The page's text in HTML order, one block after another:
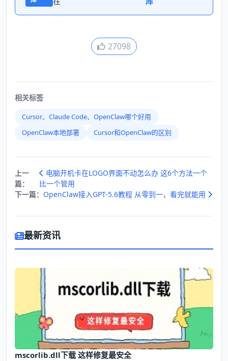
27098
相关标签
Cursor、Claude Code、OpenClaw哪个好用
OpenClaw本地部署
Cursor和OpenClaw的区别
上一
篇：
电脑开机卡在LOGO界面不动怎么办 这6个方法一个
比一个管用
下一篇： OpenClaw接入GPT-5.6教程 从零到一，看完就能用
最新资讯
mscorlib.dll下载 这样修复最安全